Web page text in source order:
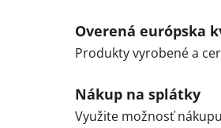
Overená európska
Produkty vyrobené a
Nákup na splátky
Využite možnosť